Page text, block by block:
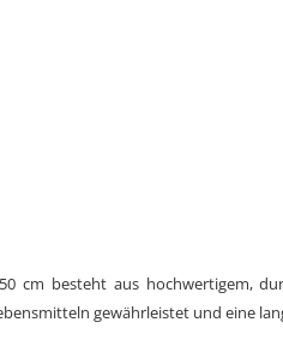
cm besteht aus hochwertigem,
gewährleistet und eine